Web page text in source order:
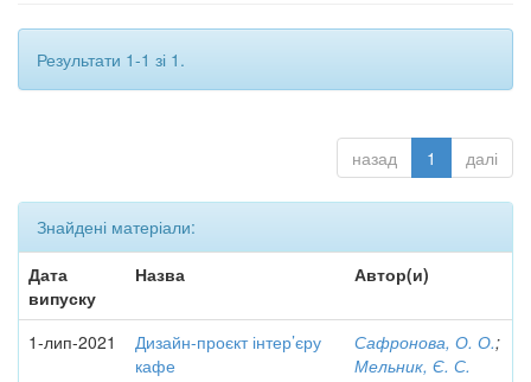
Результати 1-1 зі 1.
назад 1 далі
Знайдені матеріали:
Дата
випуску
Назва Автор(и)
1-лип-2021
Дизайн-проєкт інтер’єру
кафе
Сафронова, О. О.;
Мельник, Є. С.